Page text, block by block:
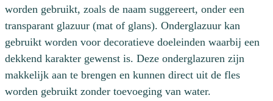
worden gebruikt, zoals de naam suggereert, onder een
transparant glazuur (mat of glans). Onderglazuur kan
gebruikt worden voor decoratieve doeleinden waarbij een
dekkend karakter gewenst is. Deze onderglazuren zijn
makkelijk aan te brengen en kunnen direct uit de fles
worden gebruikt zonder toevoeging van water.